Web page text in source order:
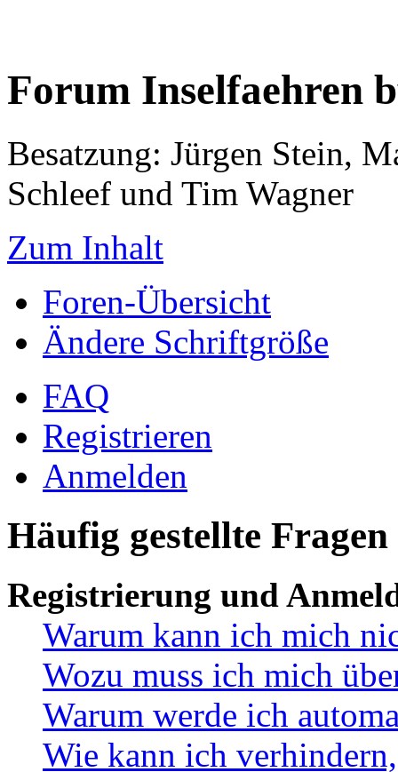
Forum Inselfaehren
Besatzung: Jürgen Stein,
Schleef und Tim Wagner
Zum Inhalt
Foren-Übersicht
Ändere Schriftgröße
FAQ
Registrieren
Anmelden
Häufig gestellte Fragen
Registrierung und
Warum kann ich mich
Wozu muss ich mich
Warum werde ich
Wie kann ich